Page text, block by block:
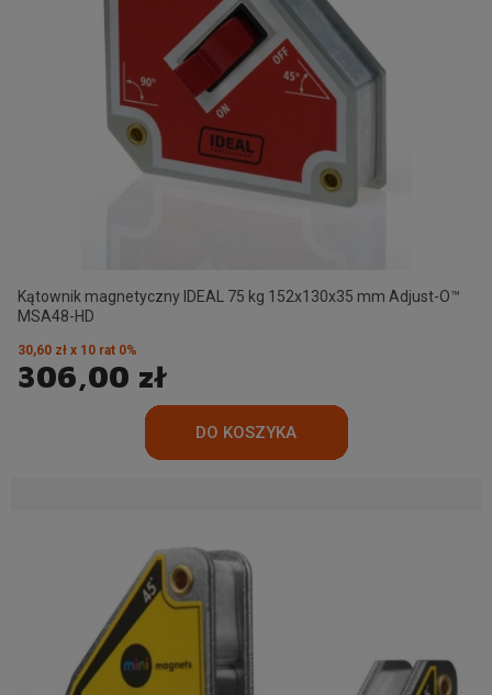
Kątownik magnetyczny IDEAL 75 kg 152x130x35 mm Adjust-O™
MSA48-HD
306,00 zł
30,60 zł x 10 rat 0%